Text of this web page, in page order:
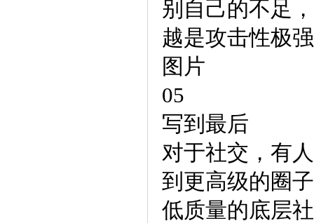
别自己的不足
越是攻击性极
图片
05
写到最后
对于社交，有
到更高级的圈
低质量的底层